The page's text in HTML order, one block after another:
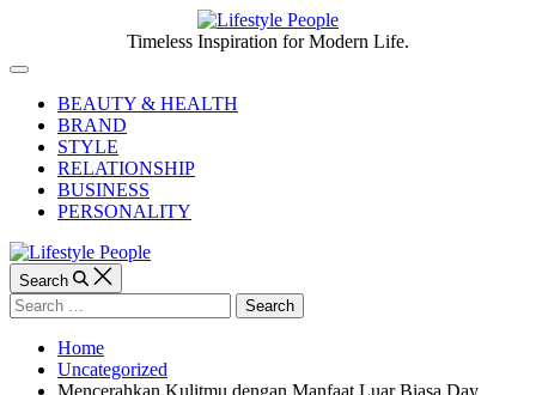
content
People
Timeless Inspiration for Modern Life.
Off
CanvasBEAUTY & HEALTH
BRAND
STYLE
RELATIONSHIP
BUSINESS
PERSONALITY
Search
Search
for:
Home
Uncategorized
Mencerahkan Kulitmu dengan Manfaat Luar Biasa Day